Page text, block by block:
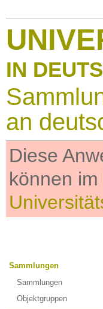
IN
an
Diese
können im
Sammlungen
Sammlungen
Objektgruppen